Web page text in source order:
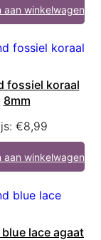
aan winkelwagen
fossiel koraal
8mm
€8,99
aan winkelwagen
lace agaat